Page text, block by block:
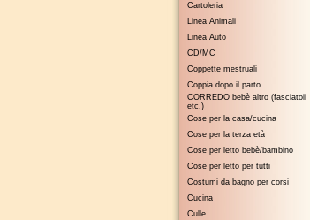
Cartoleria
Linea Animali
Linea Auto
CD/MC
Coppette mestruali
Coppia dopo il parto
CORREDO bebè altro (fasciatoii
etc.)
Cose per la casa/cucina
Cose per la terza età
Cose per letto bebè/bambino
Cose per letto per tutti
Costumi da bagno per corsi
Cucina
Culle